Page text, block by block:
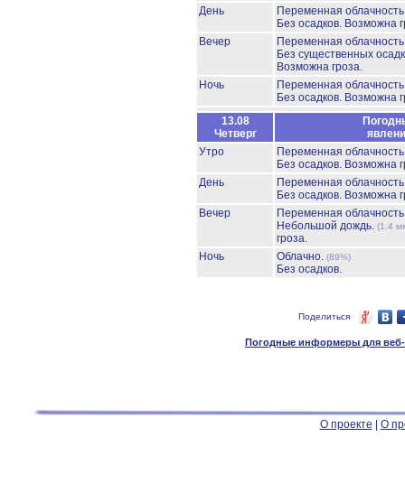
День
Переменная
Без осадков. Возможна
Вечер
Переменная
Без существенных
Возможна гроза.
Ночь
Переменная
Без осадков. Возможна
13.08
Четверг
Утро
Переменная
Без осадков. Возможна
День
Переменная
Без осадков. Возможна
Вечер
Переменная
Небольшой дождь. (1.4
гроза.
Ночь
Облачно. (89%)
Без осадков.
Поделиться
Погодные информеры для веб-
О проекте О